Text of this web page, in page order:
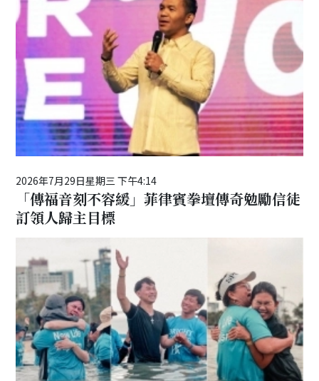
2026年7月29日星期三 下午4:14
「傳福音刻不容緩」菲律賓拳壇傳奇勉勵信徒
訂領人歸主目標